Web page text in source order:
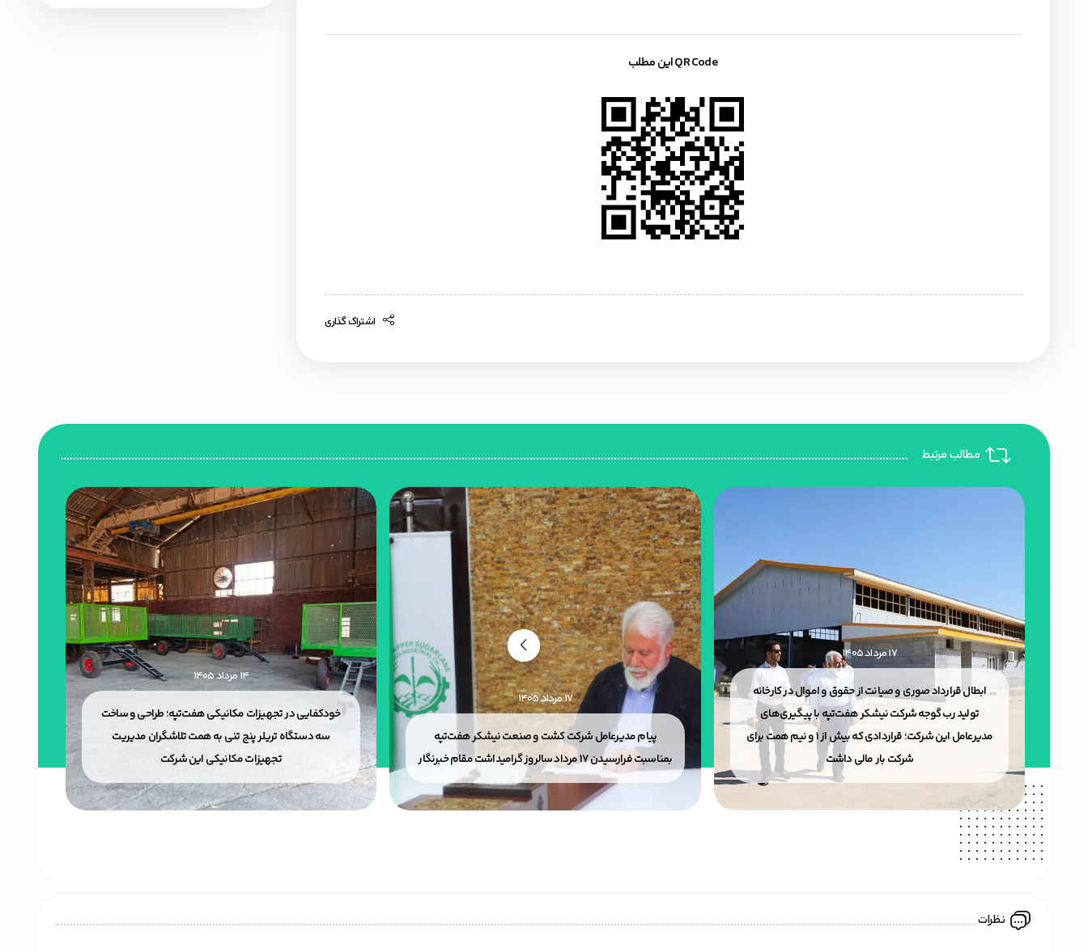
QR Code این مطلب
اشتراک گذاری
مطالب مرتبط
۱۷ مرداد ۱۴۰۵
ابطال قرارداد صوری و صیانت از حقوق و اموال در کارخانه
تولید رب گوجه شرکت نیشکر هفت‌تپه با پیگیری‌های
مدیرعامل این شرکت؛ قراردادی که بیش از ۱ و نیم همت برای
شرکت بار مالی داشت
۱۷ مرداد ۱۴۰۵
پیام مدیرعامل شرکت کشت و صنعت نیشکر هفت‌تپه
بمناسبت فرارسیدن ۱۷ مرداد سالروز گرامیداشت مقام خبرنگار
۱۴ مرداد ۱۴۰۵
خودکفایی در تجهیزات مکانیکی هفت‌تپه؛ طراحی و ساخت
سه دستگاه تریلر پنج تنی به همت تلاشگران مدیریت
تجهیزات مکانیکی این شرکت
نظرات